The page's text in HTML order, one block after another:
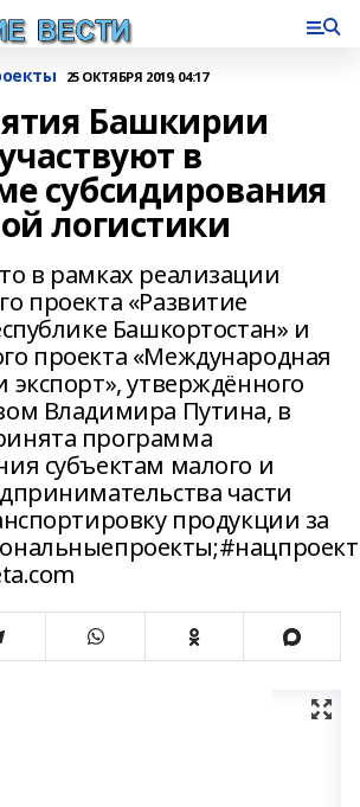
25 ОКТЯБРЯ 2019, 04:17
Башкирии
в
субсидирования
логистики
в рамках реализации
проекта «Развитие
Башкортостан» и
проекта «Международная
экспорт», утверждённого
Владимира Путина, в
программа
субъектам малого и
части
продукции за